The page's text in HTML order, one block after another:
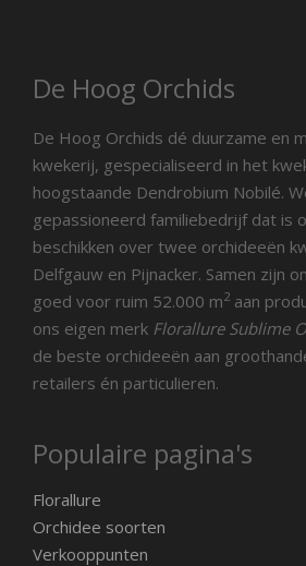
De Hoog Orchids
De Hoog Orchids dé duurzame en
kwekerij, gespecialiseerd in het
hoogstaande Dendrobium Nobilé.
gepassioneerd familiebedrijf dat is
beschikken over twee orchideeën
Delfgauw en Pijnacker. Samen zijn
goed voor ruim 52.000 m2 aan
ons eigen merk Florallure Sublime
de beste orchideeën aan
retailers én particulieren.
Populaire pagina's
Florallure
Orchidee soorten
Verkooppunten